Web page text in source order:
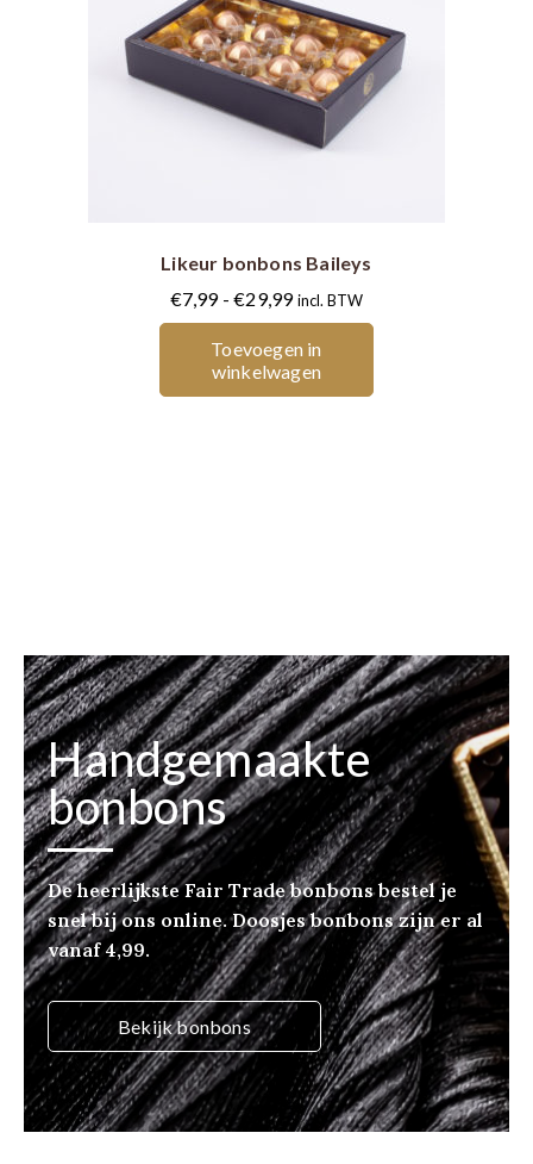
Likeur bonbons Baileys
€7,99 - €29,99Prijsklasse:
€7,99
tot
€29,99
incl. BTW
Toevoegen in
winkelwagen
Dit
variaties.
Deze
optie
kan
gekozen
Handgemaakte
bonbons
De heerlijkste Fair Trade bonbons bestel je
snel bij ons online. Doosjes bonbons zijn er al
vanaf 4,99.
Bekijk bonbons